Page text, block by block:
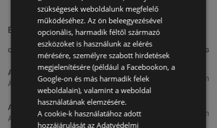
Egyéb Szupermarketek üzletek a közelben
CÍM TÁVOLSÁG
Aldi
Ágfalvi út 4/A., 9400 Sopron
3,26 km
ALDI Magyarország Élelmiszer Bt.
Ágfalvi út 4/a, 9400 Sopron
3,26 km
szükségesek weboldalunk megfelelő
működéséhez. Az ön beleegyezésével
opcionális, harmadik féltől származó
eszközöket is használunk az elérés
mérésére, személyre szabott hirdetések
megjelenítésére (például a Facebookon, a
Google-on és más harmadik felek
weboldalain), valamint a weboldal
használatának elemzésére.
A cookie-k használatához adott
hozzájárulását az Adatvédelmi